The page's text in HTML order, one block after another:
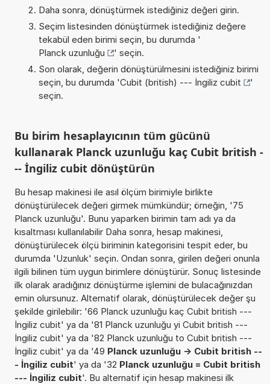
Daha sonra, dönüştürmek istediğiniz değeri girin.
Seçim listesinden dönüştürmek istediğiniz değere
tekabül eden birimi seçin, bu durumda '
Planck uzunluğu
' seçin.
Son olarak, değerin dönüştürülmesini istediğiniz birimi
seçin, bu durumda 'Cubit (british) --- İngiliz cubit
'
seçin.
Bu birim hesaplayıcının tüm gücünü
kullanarak Planck uzunluğu kaç Cubit british -
-- İngiliz cubit dönüştürün
Bu hesap makinesi ile asıl ölçüm birimiyle birlikte
dönüştürülecek değeri girmek mümkündür; örneğin, '75
Planck uzunluğu'. Bunu yaparken birimin tam adı ya da
kısaltması kullanılabilir Daha sonra, hesap makinesi,
dönüştürülecek ölçü biriminin kategorisini tespit eder, bu
durumda 'Uzunluk' seçin. Ondan sonra, girilen değeri onunla
ilgili bilinen tüm uygun birimlere dönüştürür. Sonuç listesinde
ilk olarak aradığınız dönüştürme işlemini de bulacağınızdan
emin olursunuz. Alternatif olarak, dönüştürülecek değer şu
şekilde girilebilir: '66 Planck uzunluğu kaç Cubit british ---
İngiliz cubit' ya da '81 Planck uzunluğu yi Cubit british ---
İngiliz cubit' ya da '82 Planck uzunluğu to Cubit british ---
İngiliz cubit' ya da '49 Planck uzunluğu -> Cubit british --
- İngiliz cubit' ya da '32 Planck uzunluğu = Cubit british
--- İngiliz cubit'. Bu alternatif için hesap makinesi ilk